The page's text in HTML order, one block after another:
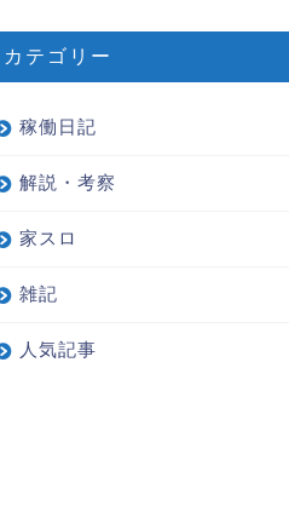
カテゴリー
稼働日記
解説・考察
家スロ
雑記
人気記事